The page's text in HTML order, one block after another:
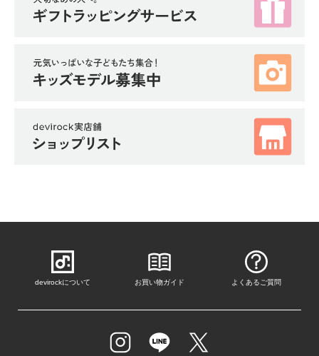
devirockについて お買い物ガイド よくあるご質問